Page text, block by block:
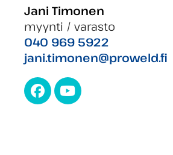
Jani Timonen
myynti / varasto
040 969 5922
jani.timonen@proweld.fi
Facebook
YouTube